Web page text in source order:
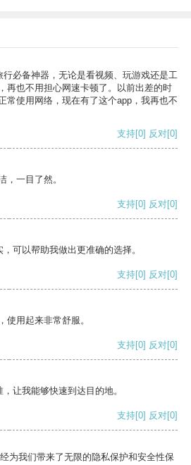
必备神器，无论是看视频、玩游戏还是工
再也不用担心网速卡顿了。以前出差的时
常使用网络，现在有了这个app，我再也不
支持[0] 反对[0]
，一目了然。
支持[0] 反对[0]
可以帮助我做出更准确的选择。
支持[0] 反对[0]
使用起来非常舒服。
支持[0] 反对[0]
让我能够快速到达目的地。
支持[0] 反对[0]
为我们带来了无限的隐私保护和安全性保